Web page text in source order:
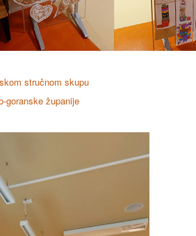
stručnom skupu
goranske županije